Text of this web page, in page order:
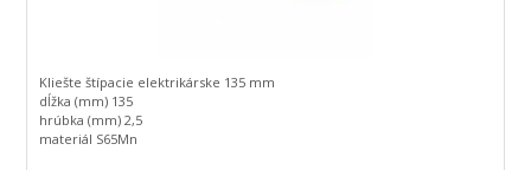
Kliešte štípacie elektrikárske 135 mm
dĺžka (mm) 135
hrúbka (mm) 2,5
materiál S65Mn